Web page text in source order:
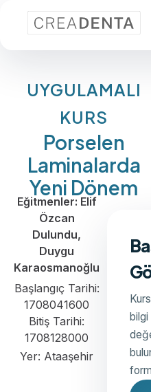
UYGULAMALI
KURS
Porselen
Laminalarda
Yeni Dönem
bilgi
Eğitmenler: Elif
Özcan
Dulundu,
Duygu
Karaosmanoğlu
Başlangıç Tarihi:
1708041600
Bitiş Tarihi:
1708128000
Yer: Ataaşehir